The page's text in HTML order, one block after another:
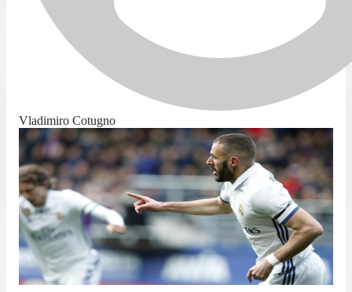
Vladimiro Cotugno